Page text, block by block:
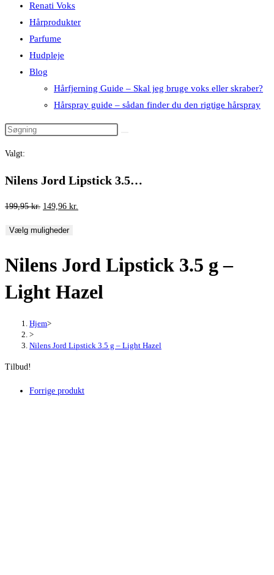
Renati Voks
Hårprodukter
Parfume
Hudpleje
Blog
Hårfjerning Guide – Skal jeg bruge voks eller skraber?
Hårspray guide – sådan finder du den rigtige hårspray
Valgt:
Nilens Jord Lipstick 3.5…
199,95kr. Den
pris
199,95 kr..
149,96 kr.
149,96 kr..
Vælg muligheder
Nilens Jord Lipstick 3.5 g –
Light Hazel
Hjem>
>
Nilens Jord Lipstick 3.5 g – Light Hazel
Tilbud!
Forrige produkt